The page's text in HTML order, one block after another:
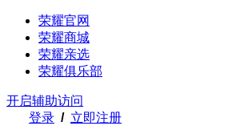
荣耀官网
荣耀商城
荣耀亲选
荣耀俱乐部
开启辅助访问
登录 / 立即注册